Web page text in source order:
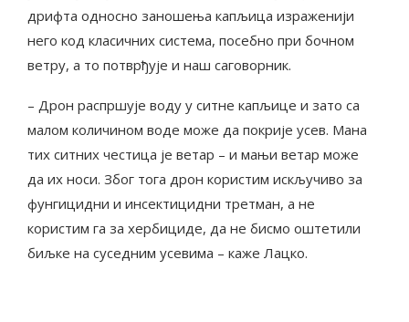
дрифта односно заношења капљица израженији
него код класичних система, посебно при бочном
ветру, а то потврђује и наш саговорник.
– Дрон распршује воду у ситне капљице и зато са
малом количином воде може да покрије усев. Мана
тих ситних честица је ветар – и мањи ветар може
да их носи. Због тога дрон користим искључиво за
фунгицидни и инсектицидни третман, а не
користим га за хербициде, да не бисмо оштетили
биљке на суседним усевима – каже Лацко.